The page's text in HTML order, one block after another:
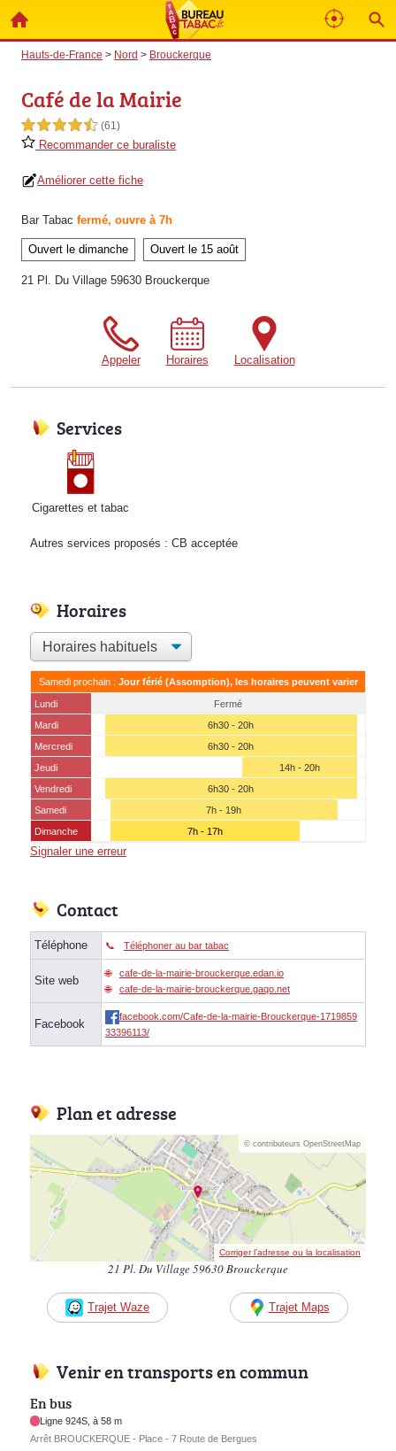
Hauts-de-France > Nord > Brouckerque
Café de la Mairie
4,5 étoiles sur 5 (61)
Recommander ce buraliste
Améliorer cette fiche
Bar Tabac fermé, ouvre à 7h
Ouvert le dimanche Ouvert le 15 août
21 Pl. Du Village 59630 Brouckerque
Appeler Horaires Localisation
Services
Cigarettes et tabac
Autres services proposés : CB acceptée
Horaires
Samedi prochain : Jour férié (Assomption), les horaires peuvent varier
Lundi
Fermé
Mardi
6h30 - 20h
Mercredi
6h30 - 20h
Jeudi
14h - 20h
Vendredi
6h30 - 20h
Samedi
7h - 19h
Dimanche
7h - 17h
Signaler une erreur
Contact
Téléphone Téléphoner au bar tabac
Site web
cafe-de-la-mairie-brouckerque.edan.io
cafe-de-la-mairie-brouckerque.gaqo.net
Facebook
facebook.com/Cafe-de-la-mairie-Brouckerque-1719859
33396113/
Plan et adresse
© contributeurs OpenStreetMap
Corriger l’adresse ou la localisation
21 Pl. Du Village 59630 Brouckerque
Trajet Waze Trajet Maps
Venir en transports en commun
En bus
Ligne 924S, à 58 m
Arrêt BROUCKERQUE - Place - 7 Route de Bergues